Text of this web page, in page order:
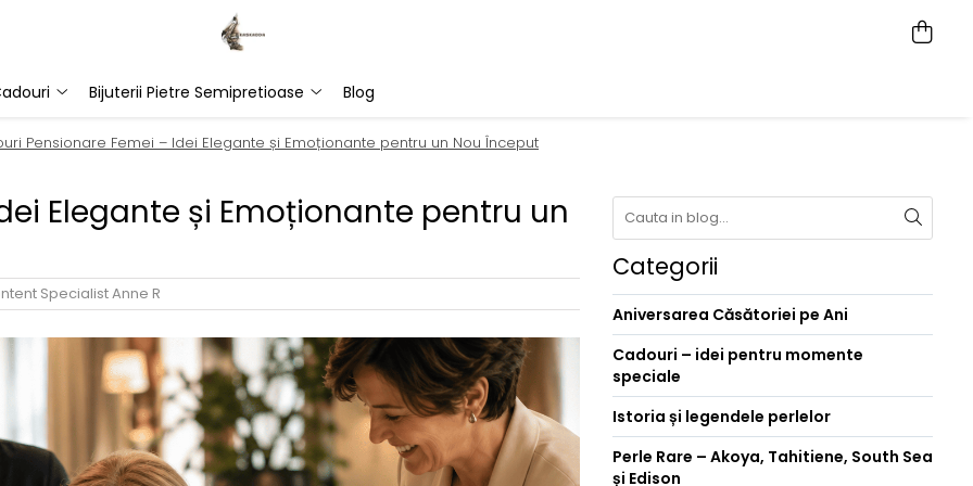
Bijuterii Pietre Semipretioase Blog
Pensionare Femei – Idei Elegante și Emoționante pentru un Nou Început
Elegante și Emoționante pentru un
Specialist Anne R
Categorii
Aniversarea Căsătoriei pe Ani
Cadouri – idei pentru momente
speciale
Istoria și legendele perlelor
Perle Rare – Akoya, Tahitiene, South Sea
și Edison